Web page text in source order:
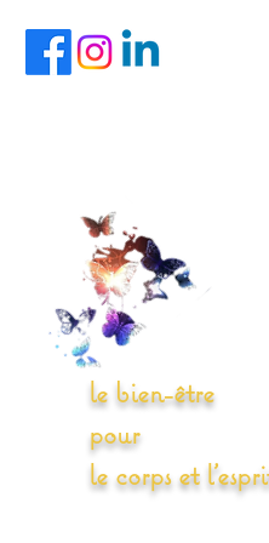
le bien-être
pour
le corps et